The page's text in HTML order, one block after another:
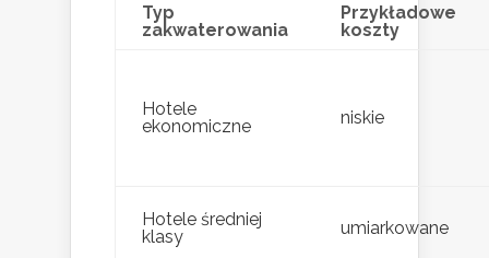
Typ
zakwaterowania
Przykładowe
koszty
Hotele
ekonomiczne
niskie
Hotele średniej
klasy
umiarkowane